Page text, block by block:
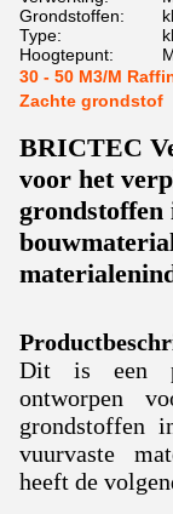
Grondstoffen:
Type:
Hoogtepunt:
30 - 50 M3/M
Zachte grondstof
BRICTEC
voor het
grondstoffen
Dit is een
ontworpen
grondstoffen
vuurvaste
heeft de